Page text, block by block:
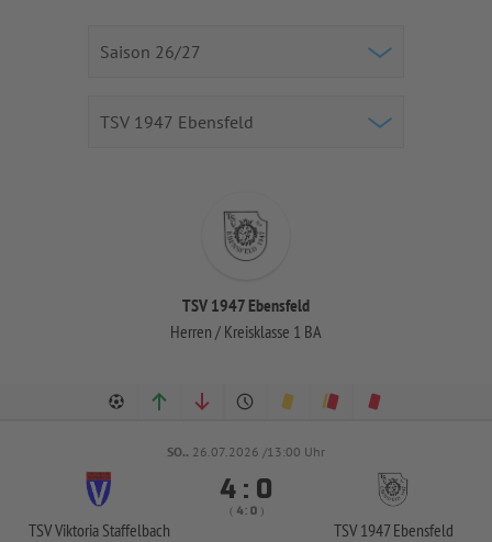
TSV 1947 Ebensfeld
Herren / Kreisklasse 1 BA
SO.. 26.07.2026 /13:00 Uhr
TSV Viktoria Staffelbach
 : 
( :  )
TSV 1947 Ebensfeld